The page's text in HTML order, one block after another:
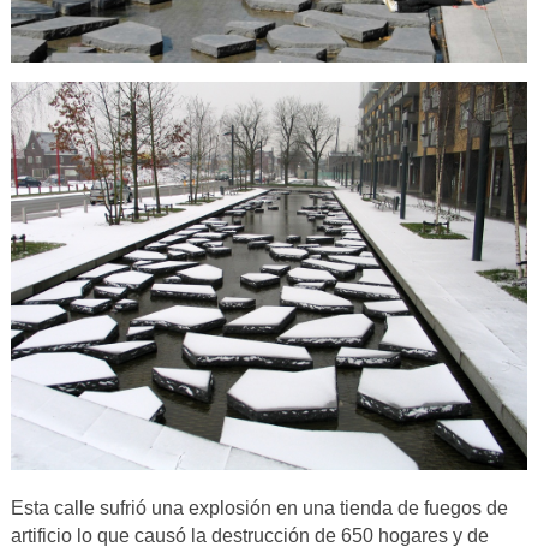
Esta calle sufrió una explosión en una tienda de fuegos de
artificio lo que causó la destrucción de 650 hogares y de